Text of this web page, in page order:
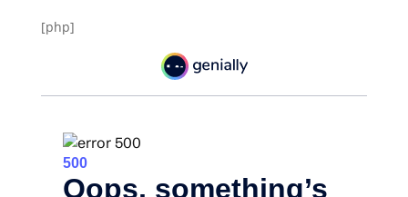
[php]